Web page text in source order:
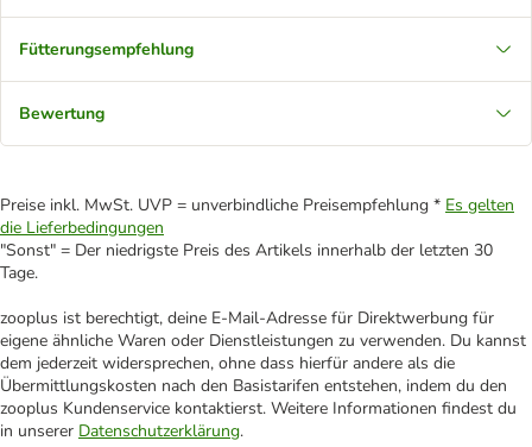
Fütterungsempfehlung
Bewertung
Preise inkl. MwSt. UVP = unverbindliche Preisempfehlung * Es gelten
die Lieferbedingungen
"Sonst" = Der niedrigste Preis des Artikels innerhalb der letzten 30
Tage.
zooplus ist berechtigt, deine E-Mail-Adresse für Direktwerbung für
eigene ähnliche Waren oder Dienstleistungen zu verwenden. Du kannst
dem jederzeit widersprechen, ohne dass hierfür andere als die
Übermittlungskosten nach den Basistarifen entstehen, indem du den
zooplus Kundenservice kontaktierst. Weitere Informationen findest du
in unserer Datenschutzerklärung.